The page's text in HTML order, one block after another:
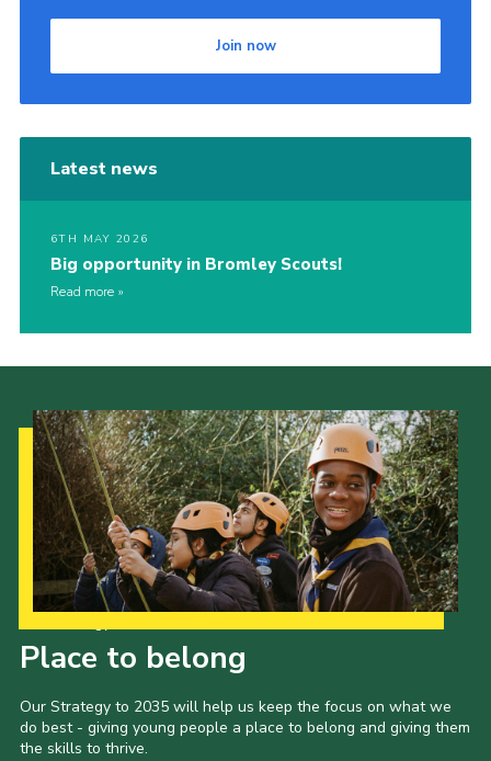
Join now
Latest news
6TH MAY 2026
Big opportunity in Bromley Scouts!
Read more
Place to belong
Our Strategy to 2035 will help us keep the focus on what we
do best - giving young people a place to belong and giving them
the skills to thrive.